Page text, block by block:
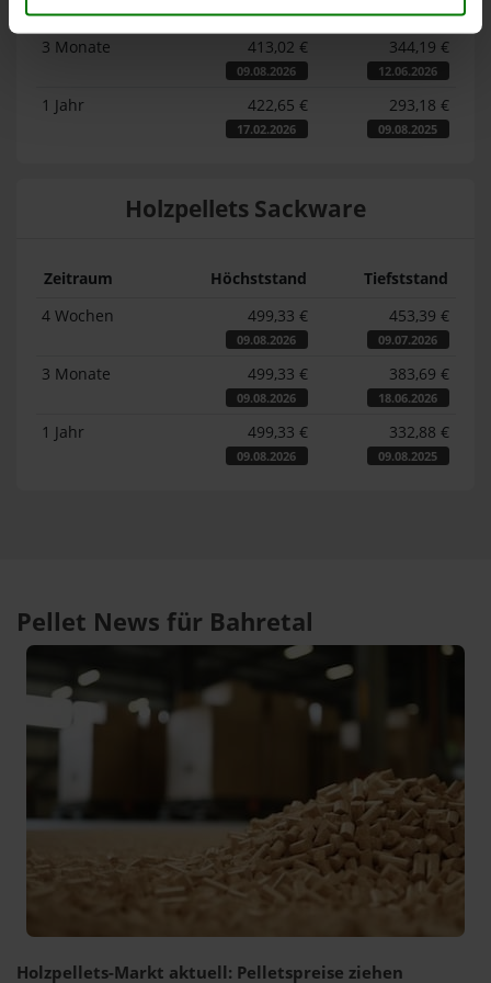
09.08.2026 09.07.2026
3 Monate 413,02 €
09.08.2026
344,19 €
12.06.2026
1 Jahr 422,65 €
17.02.2026
293,18 €
09.08.2025
Holzpellets Sackware
Zeitraum Höchststand
Tiefststand
4 Wochen
499,33 €
09.08.2026
453,39 €
09.07.2026
3 Monate 499,33 €
09.08.2026
383,69 €
18.06.2026
1 Jahr 499,33 €
09.08.2026
332,88 €
09.08.2025
Pellet News für Bahretal
Holzpellets-Markt aktuell: Pelletspreise ziehen